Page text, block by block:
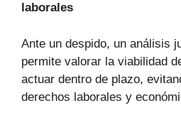
laborales
Ante un despido, un análisis
permite valorar la viabilidad
actuar dentro de plazo,
derechos laborales y